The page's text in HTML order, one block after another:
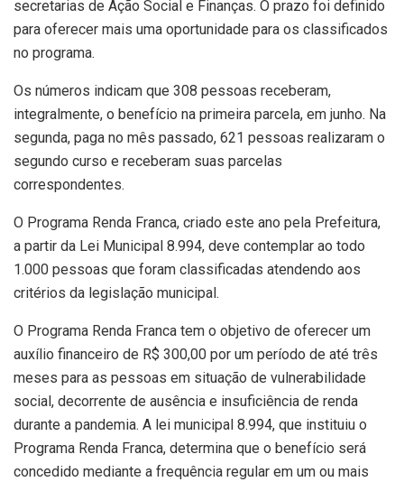
secretarias de Ação Social e Finanças. O prazo foi definido
para oferecer mais uma oportunidade para os classificados
no programa.
Os números indicam que 308 pessoas receberam,
integralmente, o benefício na primeira parcela, em junho. Na
segunda, paga no mês passado, 621 pessoas realizaram o
segundo curso e receberam suas parcelas
correspondentes.
O Programa Renda Franca, criado este ano pela Prefeitura,
a partir da Lei Municipal 8.994, deve contemplar ao todo
1.000 pessoas que foram classificadas atendendo aos
critérios da legislação municipal.
O Programa Renda Franca tem o objetivo de oferecer um
auxílio financeiro de R$ 300,00 por um período de até três
meses para as pessoas em situação de vulnerabilidade
social, decorrente de ausência e insuficiência de renda
durante a pandemia. A lei municipal 8.994, que instituiu o
Programa Renda Franca, determina que o benefício será
concedido mediante a frequência regular em um ou mais